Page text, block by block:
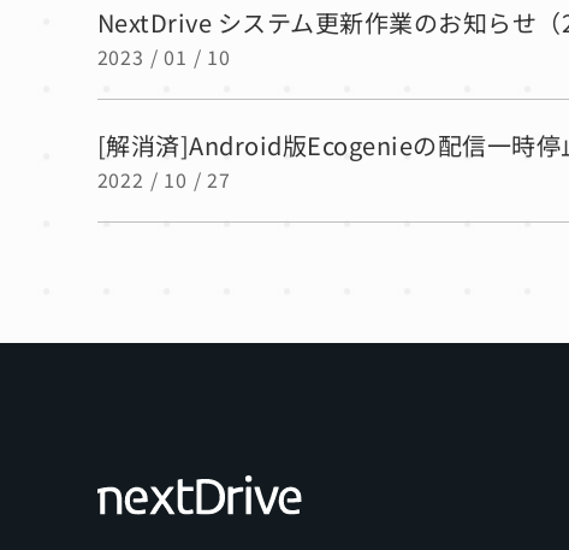
NextDrive システム更新作業のお知らせ
2023 / 01 / 10
[解消済]Android版Ecogenieの配信一時停
2022 / 10 / 27